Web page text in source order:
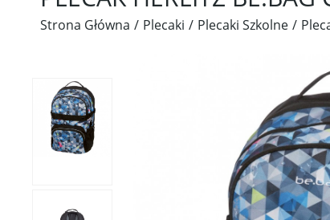
Strona Główna Plecaki Plecaki Szkolne